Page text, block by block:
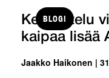
BLOGI
Keskustelu
kaipaa lisää
Jaakko Haikonen |